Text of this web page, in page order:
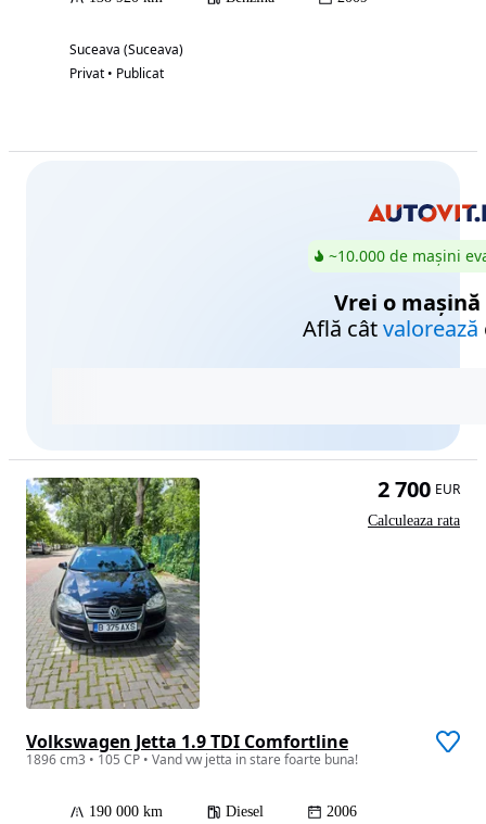
Suceava (Suceava)
Privat • Publicat
~10.000 de mașini
Vrei o mașină
Află câtvalorează
Volkswagen Jetta 1.9 TDI Comfortline
1896 cm3 • 105 CP • Vand vw jetta in stare foarte buna!
190 000 km Diesel 2006
2 700 EUR
Calculeaza rata